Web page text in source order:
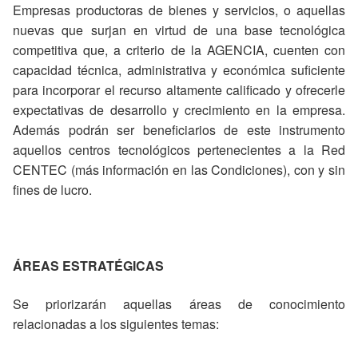
Empresas productoras de bienes y servicios, o aquellas
nuevas que surjan en virtud de una base tecnológica
competitiva que, a criterio de la AGENCIA, cuenten con
capacidad técnica, administrativa y económica suficiente
para incorporar el recurso altamente calificado y ofrecerle
expectativas de desarrollo y crecimiento en la empresa.
Además podrán ser beneficiarios de este instrumento
aquellos centros tecnológicos pertenecientes a la Red
CENTEC (más información en las Condiciones), con y sin
fines de lucro.
ÁREAS ESTRATÉGICAS
Se priorizarán aquellas áreas de conocimiento
relacionadas a los siguientes temas: